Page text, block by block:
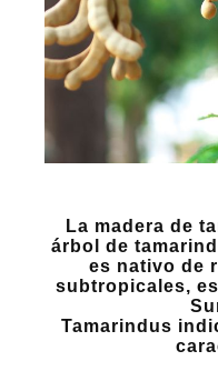
La madera de
árbol de
es nativo de
subtropicales,
Tamarindus